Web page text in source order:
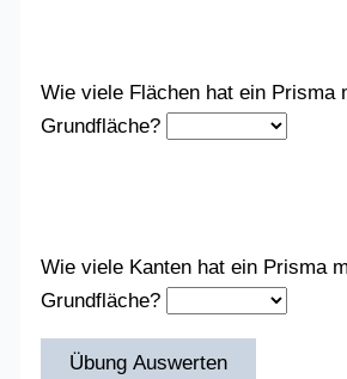
Wie viele Flächen hat ein Prisma
Grundfläche?
Wie viele Kanten hat ein Prisma
Grundfläche?
Übung Auswerten